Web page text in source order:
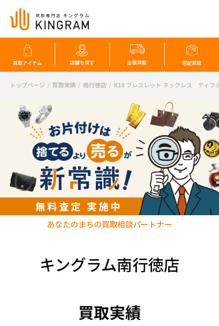
買取アイテム 店舗を探す 出張買取 宅配買取
トップページ 買取実績 南行徳店 K18 ブレスレット ネックレス ティフ
キングラム南行徳店
あなたのまちの買取相談パートナー
買取実績